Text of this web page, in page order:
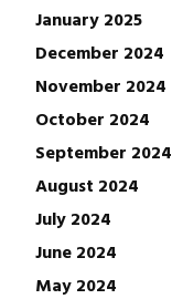
January 2025
December 2024
November 2024
October 2024
September 2024
August 2024
July 2024
June 2024
May 2024